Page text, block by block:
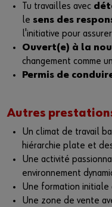
Tu travailles avec
le sens des
l'initiative pour
Ouvert(e) à la
changement comme
Permis de
Autres
Un climat de travail
hiérarchie plate et
Une activité
environnement
Une formation initiale
Une zone de vente